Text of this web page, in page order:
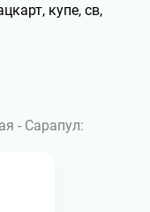
купе, св,
- Сарапул: